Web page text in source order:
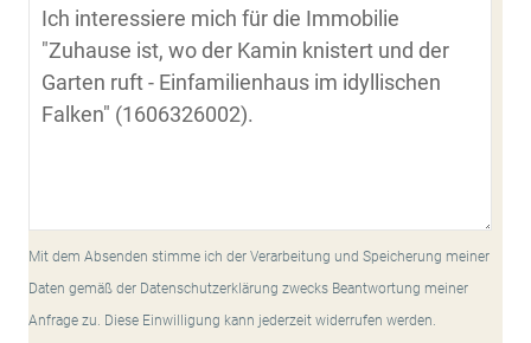
Mit dem Absenden stimme ich der Verarbeitung und Speicherung meiner
Daten gemäß der Datenschutzerklärung zwecks Beantwortung meiner
Anfrage zu. Diese Einwilligung kann jederzeit widerrufen werden.